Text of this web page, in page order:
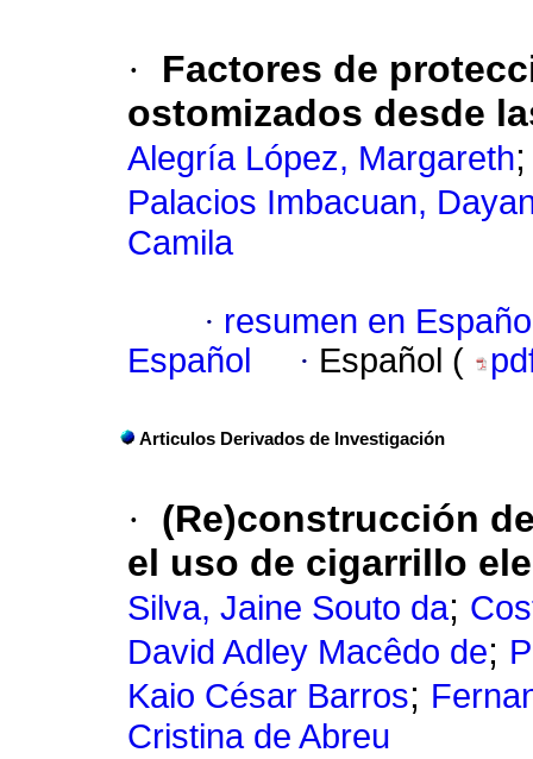
·
Factores de
ostomizados desde
Alegría López, Margareth
Palacios Imbacuan,
Camila
· resumen en
Español
· Español (
Articulos Derivados de Investigación
·
(Re)construcción
el uso de cigarrillo
Silva, Jaine Souto da;
David Adley Macêdo de;
Kaio César Barros;
Cristina de Abreu